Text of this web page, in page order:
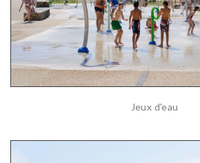
Jeux d'eau